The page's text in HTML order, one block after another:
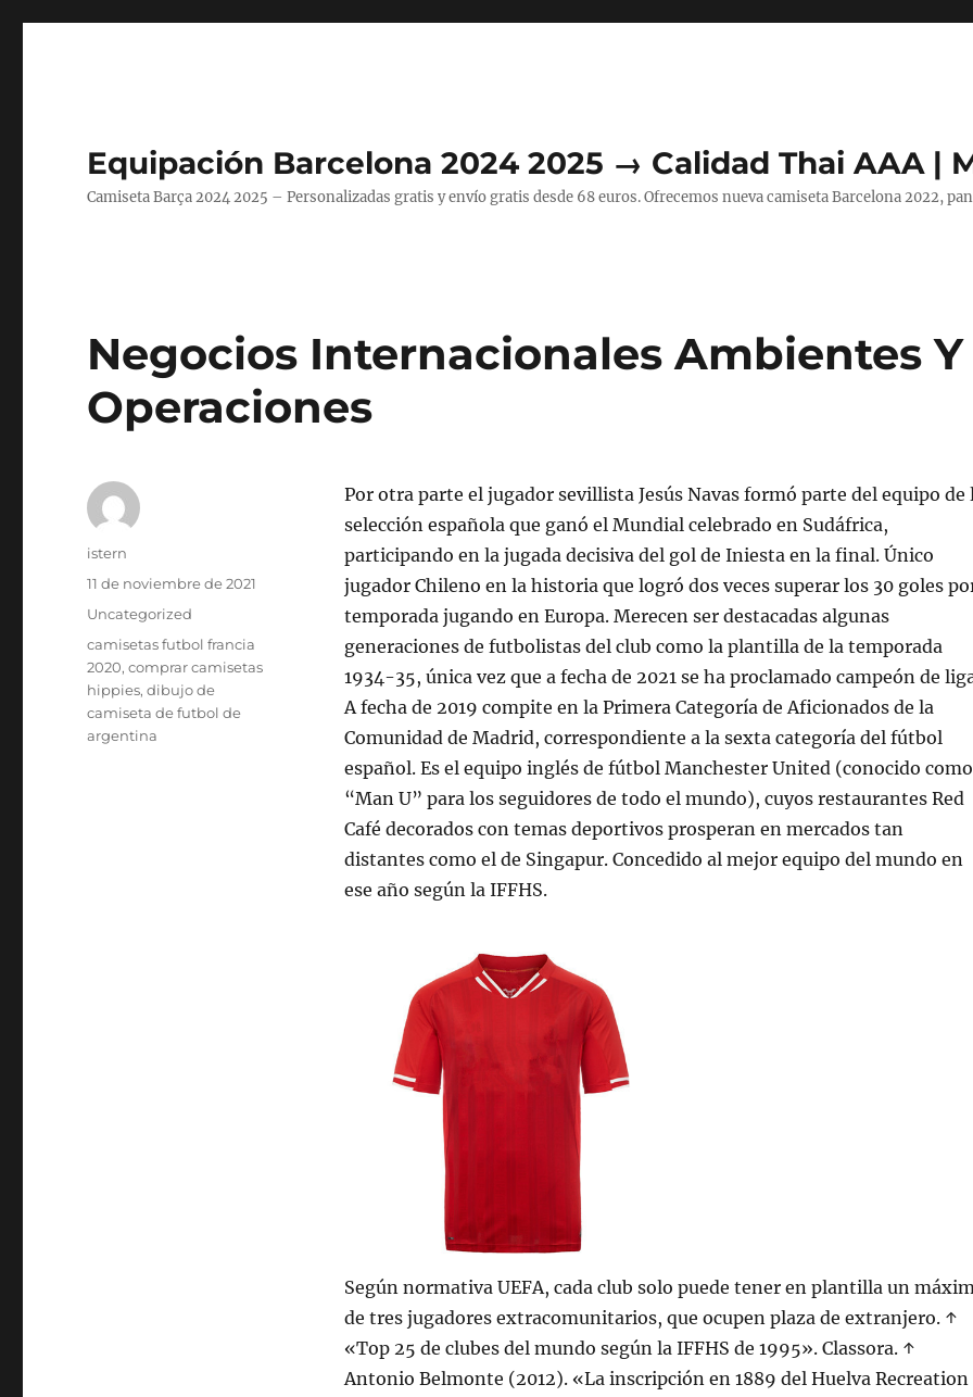
Equipación Barcelona 2024 2025 → Calidad Thai AAA |
Camiseta Barça 2024 2025 – Personalizadas gratis y envío gratis desde 68 euros. Ofrecemos nueva camiseta Barcelona 2022,
Negocios Internacionales Ambientes Y
Operaciones
Por otra parte el jugador sevillista Jesús Navas formó parte del equipo de
selección española que ganó el Mundial celebrado en Sudáfrica,
participando en la jugada decisiva del gol de Iniesta en la final. Único
jugador Chileno en la historia que logró dos veces superar los 30 goles
temporada jugando en Europa. Merecen ser destacadas algunas
generaciones de futbolistas del club como la plantilla de la temporada
1934-35, única vez que a fecha de 2021 se ha proclamado campeón de
A fecha de 2019 compite en la Primera Categoría de Aficionados de la
Comunidad de Madrid, correspondiente a la sexta categoría del fútbol
español. Es el equipo inglés de fútbol Manchester United (conocido como
“Man U” para los seguidores de todo el mundo), cuyos restaurantes Red
Café decorados con temas deportivos prosperan en mercados tan
distantes como el de Singapur. Concedido al mejor equipo del mundo en
ese año según la IFFHS.
Según normativa UEFA, cada club solo puede tener en plantilla un
de tres jugadores extracomunitarios, que ocupen plaza de extranjero. ↑
«Top 25 de clubes del mundo según la IFFHS de 1995». Classora. ↑
Antonio Belmonte (2012). «La inscripción en 1889 del Huelva Recreation
Autor
istern
Publicado
11 de noviembre de 2021
Categorías
Uncategorized
Etiquetas
camisetas futbol francia
2020,comprar camisetas
hippies,dibujo de
camiseta de futbol de
argentina